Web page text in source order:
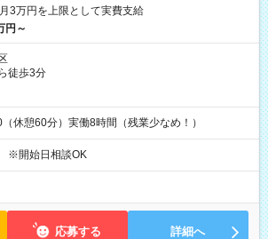
3万円を上限として実費支給
円～
徒歩3分
休憩60分）実働8時間（残業少なめ！）
※開始日相談OK
応募する 詳細へ